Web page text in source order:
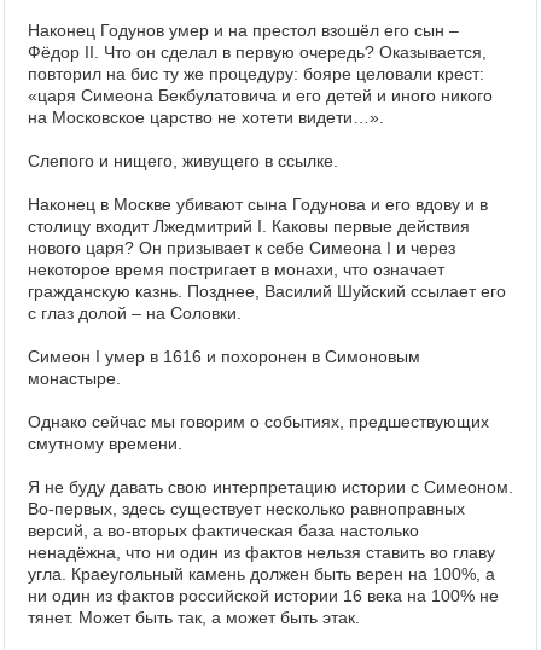
Наконец Годунов умер и на престол взошёл его сын –
Фёдор II. Что он сделал в первую очередь? Оказывается,
повторил на бис ту же процедуру: бояре целовали крест:
«царя Симеона Бекбулатовича и его детей и иного никого
на Московское царство не хотети видети…».
Слепого и нищего, живущего в ссылке.
Наконец в Москве убивают сына Годунова и его вдову и в
столицу входит Лжедмитрий I. Каковы первые действия
нового царя? Он призывает к себе Симеона I и через
некоторое время постригает в монахи, что означает
гражданскую казнь. Позднее, Василий Шуйский ссылает его
с глаз долой – на Соловки.
Симеон I умер в 1616 и похоронен в Симоновым
монастыре.
Однако сейчас мы говорим о событиях, предшествующих
смутному времени.
Я не буду давать свою интерпретацию истории с Симеоном.
Во-первых, здесь существует несколько равноправных
версий, а во-вторых фактическая база настолько
ненадёжна, что ни один из фактов нельзя ставить во главу
угла. Краеугольный камень должен быть верен на 100%, а
ни один из фактов российской истории 16 века на 100% не
тянет. Может быть так, а может быть этак.